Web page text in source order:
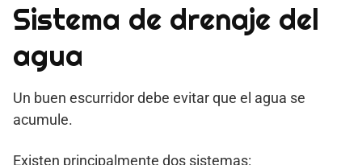
Sistema de drenaje del
agua
Un buen escurridor debe evitar que el agua se
acumule.
Existen principalmente dos sistemas: